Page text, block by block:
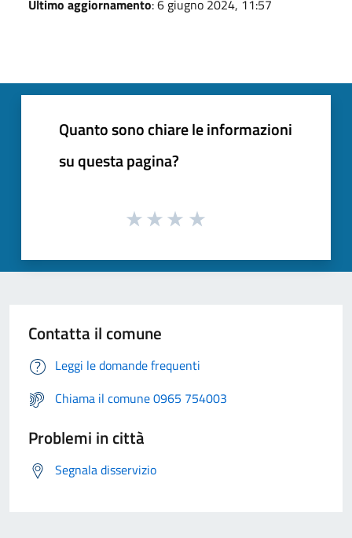
Ultimo aggiornamento: 6 giugno 2024, 11:57
Quanto sono chiare le informazioni
su questa pagina?
Contatta il comune
Leggi le domande frequenti
Chiama il comune 0965 754003
Problemi in città
Segnala disservizio